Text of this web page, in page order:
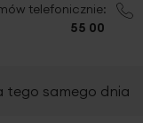
telefonicznie:
55 00
tego samego dnia